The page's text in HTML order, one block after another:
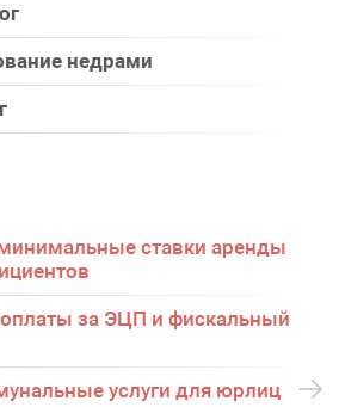
недрами
ставки аренды
за ЭЦП и фискальный
услуги для юрлиц